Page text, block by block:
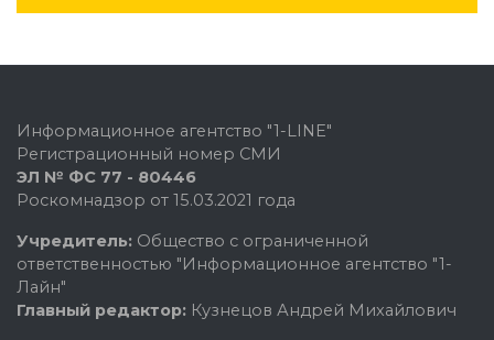
Информационное агентство "1-LINE"
Регистрационный номер СМИ
ЭЛ № ФС 77 - 80446
Роскомнадзор от 15.03.2021 года
Учредитель: Общество с ограниченной
ответственностью "Информационное агентство "1-
Лайн"
Главный редактор: Кузнецов Андрей Михайлович